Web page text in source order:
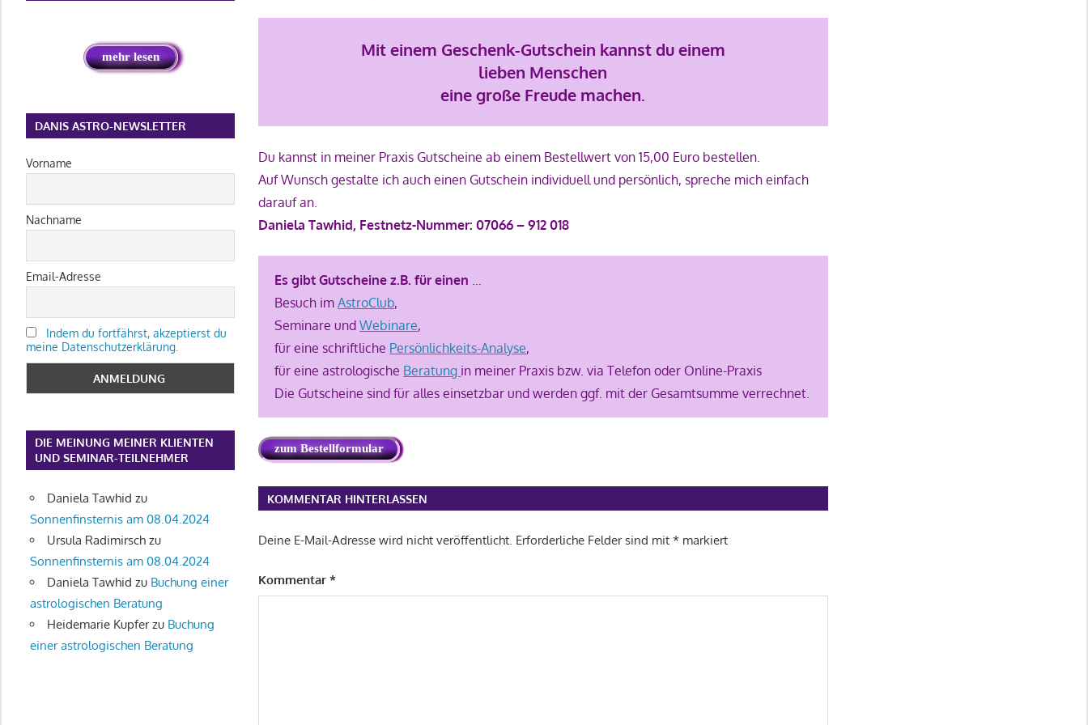
Mit einem Geschenk-Gutschein kannst du einem
lieben Menschen
eine große Freude machen.
Du kannst in meiner Praxis Gutscheine ab einem Bestellwert von 15,00 Euro bestellen.
Auf Wunsch gestalte ich auch einen Gutschein individuell und persönlich, spreche mich einfach
darauf an.
Daniela Tawhid, Festnetz-Nummer: 07066 – 912 018
Es gibt Gutscheine z.B. für einen …
Besuch imAstroClub,
Seminare undWebinare,
für eine schriftliche Persönlichkeits-Analyse,
für eine astrologische Beratung in meiner Praxis bzw. via Telefon oder Online-Praxis
Die Gutscheine sind für alles einsetzbar und werden ggf. mit der Gesamtsumme verrechnet.
zum Bestellformular
KOMMENTAR HINTERLASSEN
Deine E-Mail-Adresse wird nicht veröffentlicht. Erforderliche Felder sind mit* markiert
Kommentar*
mehr lesen
DANIS ASTRO-NEWSLETTER
Vorname
Nachname
Email-Adresse
Indem du fortfährst, akzeptierst du
meine Datenschutzerklärung.
DIE MEINUNG MEINER KLIENTEN
UND SEMINAR-TEILNEHMER
Daniela Tawhid zu
Sonnenfinsternis am 08.04.2024
Ursula Radimirschzu
Sonnenfinsternis am 08.04.2024
Daniela Tawhid zu Buchung einer
astrologischen Beratung
Heidemarie Kupferzu Buchung
einer astrologischen Beratung